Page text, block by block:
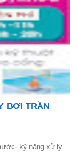
BƠI TRẦN
kỹ năng xử lý